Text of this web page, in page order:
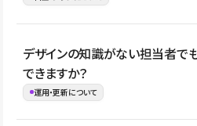
ない段階でも、お問い合わせくださ
お問合せはこちら
公開ページ数、バージョン履歴の期間
管理の有無などがプランごとに異な
ージをご覧ください。
デザインの知識がない担当者で
できますか？
運用・更新について